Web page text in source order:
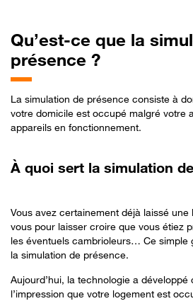
Qu’est-ce que la
présence ?
La simulation de présence consiste à
votre domicile est occupé malgré votre
appareils en fonctionnement.
À quoi sert la simulation
Vous avez certainement déjà laissé
vous pour laisser croire que vous étiez
les éventuels cambrioleurs… Ce simple
la simulation de présence.
Aujourd’hui, la technologie a
l’impression que votre logement est